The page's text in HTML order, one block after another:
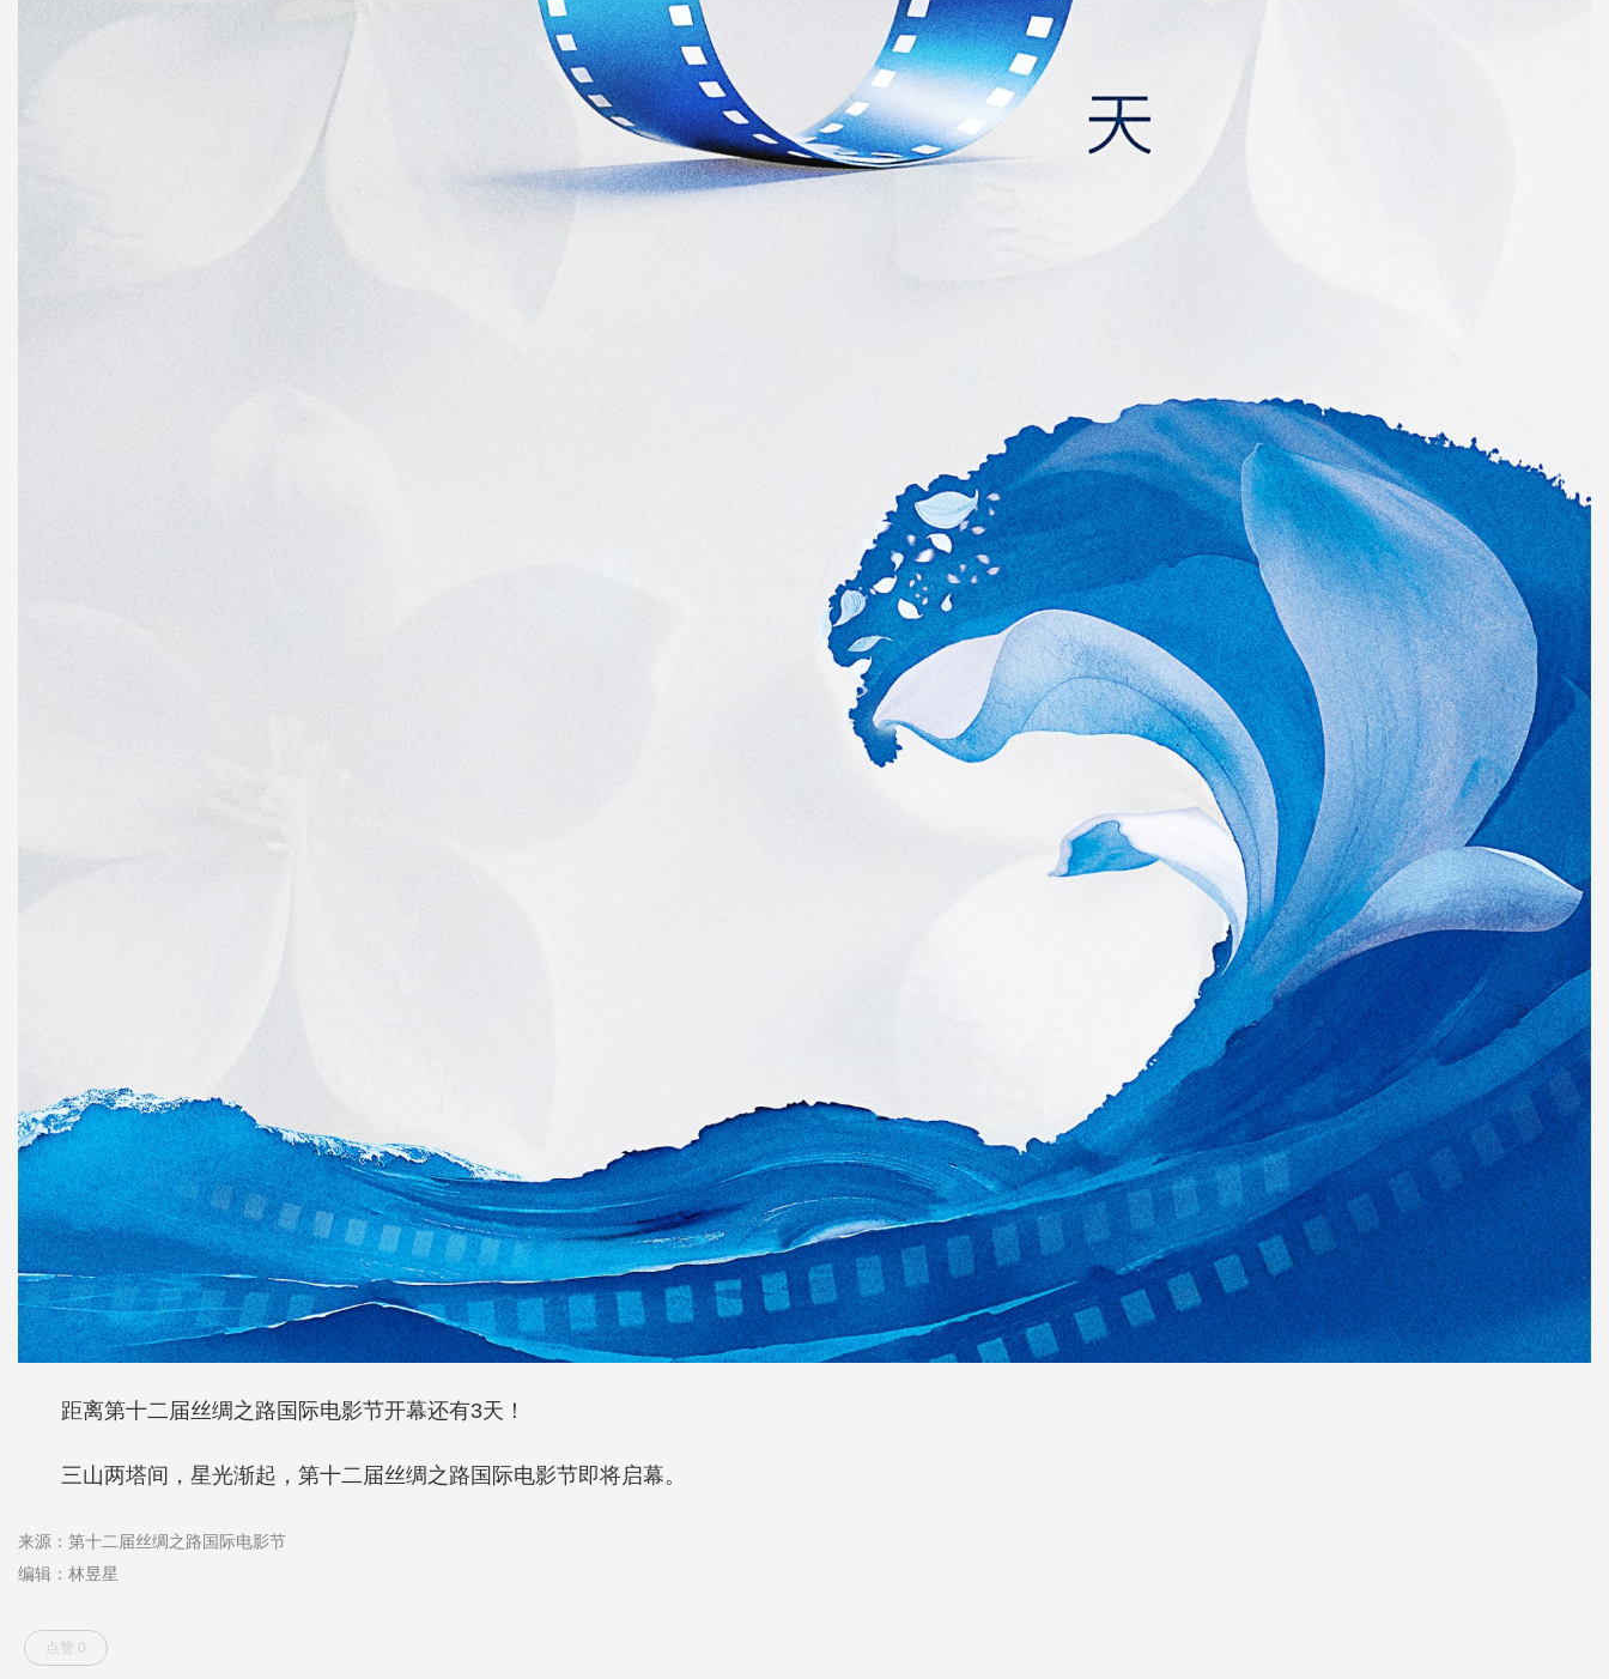
距离第十二届丝绸之路国际电影节开幕还有3天！
三山两塔间，星光渐起，第十二届丝绸之路国际电影节即将启幕。
来源：第十二届丝绸之路国际电影节
编辑：林昱星
点赞 0